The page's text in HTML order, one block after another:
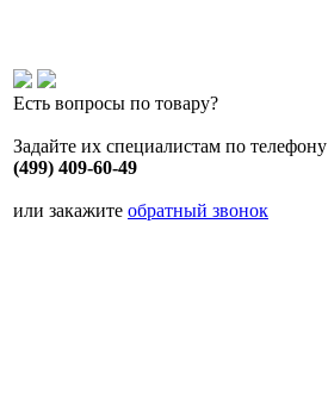
Есть вопросы по товару?
Задайте их специалистам по телефону
(499) 409-60-49
или закажите обратный звонок